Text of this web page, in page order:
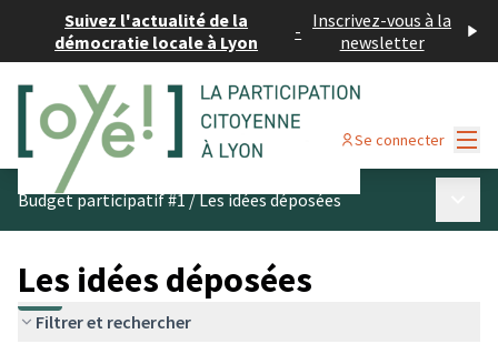
Suivez l'actualité de la
démocratie locale à Lyon
- Inscrivez-vous à la
newsletter
Se connecter
Budget participatif #1/Les idées déposées
Les idées déposées
Filtrer et rechercher